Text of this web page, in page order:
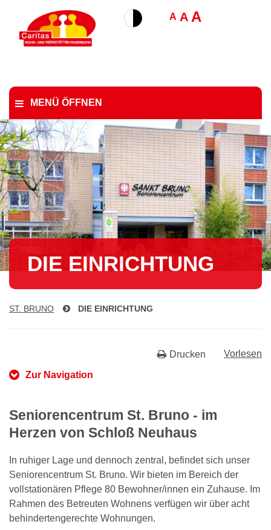
A A A
MENÜ ÖFFNEN
DIE EINRICHTUNG
ST. BRUNO DIE EINRICHTUNG
Vorlesen
Drucken
Zur Navigation
Seniorencentrum St. Bruno - im
Herzen von Schloß Neuhaus
In ruhiger Lage und dennoch zentral, befindet sich unser
Seniorencentrum St. Bruno. Wir bieten im Bereich der
vollstationären Pflege 80 Bewohner/innen ein Zuhause. Im
Rahmen des Betreuten Wohnens verfügen wir über acht
behindertengerechte Wohnungen.